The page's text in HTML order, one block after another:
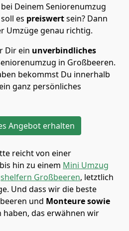
Deinem Seniorenumzug
es preiswertsein? Dann
Umzüge genau richtig.
Dir ein unverbindliches
in Großbeeren.
bekommst Du innerhalb
ganz persönliches
Angebot erhalten
reicht von einer
hin zu einem Mini Umzug
Großbeeren, letztlich
Und dass wir die beste
und Monteure sowie
haben, das erwähnen wir